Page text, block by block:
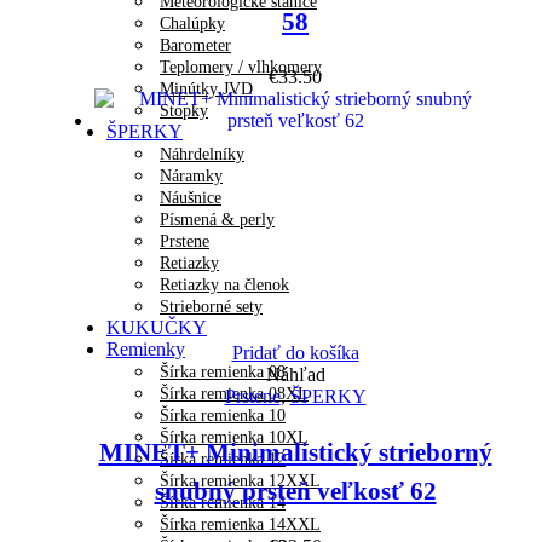
Chalúpky
Barometer
Teplomery / vlhkomery
Minútky JVD
Stopky
ŠPERKY
Náhrdelníky
Náramky
Náušnice
Písmená & perly
Prstene
Retiazky
Retiazky na členok
Strieborné sety
KUKUČKY
Remienky
Šírka remienka 08
Šírka remienka 08XL
Šírka remienka 10
Šírka remienka 10XL
Šírka remienka 12
Šírka remienka 12XXL
Šírka remienka 14
Šírka remienka 14XXL
58
€33.50
Pridať do košíka
Náhľad
Prstene,ŠPERKY
MINET+ Minimalistický strieborný
snubný prsteň veľkosť 62